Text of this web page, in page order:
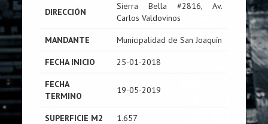
DIRECCIÓN
Sierra Bella #2816, Av.
Carlos Valdovinos
MANDANTE Municipalidad de San Joaquín
FECHA INICIO 25-01-2018
FECHA
TERMINO
19-05-2019
SUPERFICIE M2 1.657